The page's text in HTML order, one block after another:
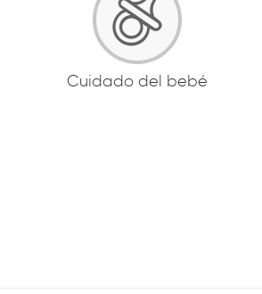
Cuidado del bebé